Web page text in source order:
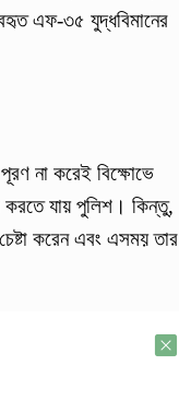
এফ-৩৫ যুদ্ধবিমানের
না করেই বিক্ষোভে
করতে যায় পুলিশ। কিন্তু,
করেন এবং এসময় তার